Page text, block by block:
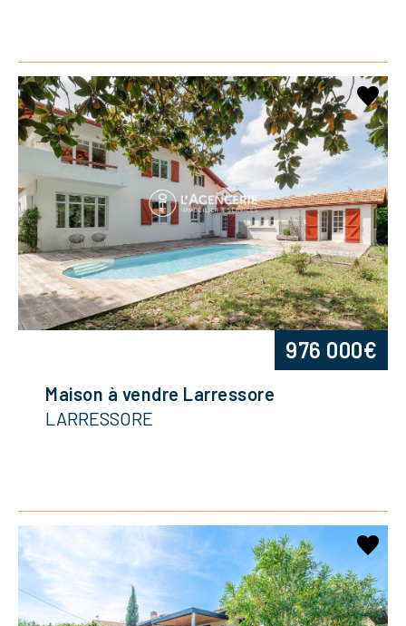
Maison à vendre Larressore
LARRESSORE
976 000€